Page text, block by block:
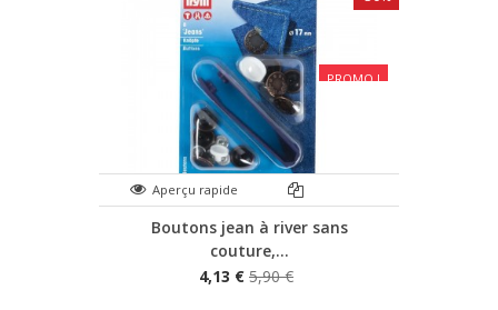
PROMO !
Aperçu rapide
Boutons jean à river sans
couture,...
4,13 € 5,90 €